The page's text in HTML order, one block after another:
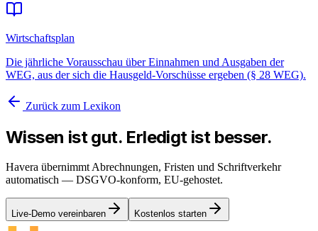
Wirtschaftsplan
Die jährliche Vorausschau über Einnahmen und Ausgaben der
WEG, aus der sich die Hausgeld-Vorschüsse ergeben (§ 28 WEG).
Zurück zum Lexikon
Wissen ist gut. Erledigt ist besser.
Havera übernimmt Abrechnungen, Fristen und Schriftverkehr
automatisch — DSGVO-konform, EU-gehostet.
Live-Demo vereinbaren Kostenlos starten